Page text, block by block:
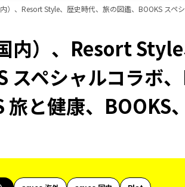
）、Resort Style、歴史時代、旅の図鑑、BOOKS ス
内）、Resort
スペシャルコラボ
旅と健康、BOOKS